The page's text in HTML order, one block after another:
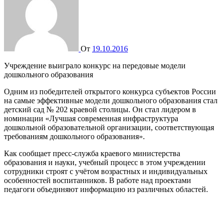
От 19.10.2016
Учреждение выиграло конкурс на передовые модели
дошкольного образования
Одним из победителей открытого конкурса субъектов России
на самые эффективные модели дошкольного образования стал
детский сад № 202 краевой столицы. Он стал лидером в
номинации «Лучшая современная инфраструктура
дошкольной образовательной организации, соответствующая
требованиям дошкольного образования».
Как сообщает пресс-служба краевого министерства
образования и науки, учебный процесс в этом учреждении
сотрудники строят с учётом возрастных и индивидуальных
особенностей воспитанников. В работе над проектами
педагоги объединяют информацию из различных областей.